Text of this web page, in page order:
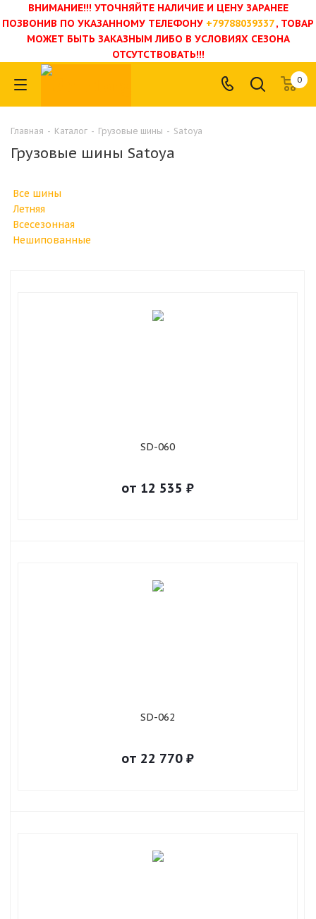
ВНИМАНИЕ!!! УТОЧНЯЙТЕ НАЛИЧИЕ И ЦЕНУ ЗАРАНЕЕ
ПОЗВОНИВ ПО УКАЗАННОМУ ТЕЛЕФОНУ +79788039337, ТОВАР
МОЖЕТ БЫТЬ ЗАКАЗНЫМ ЛИБО В УСЛОВИЯХ СЕЗОНА
ОТСУТСТВОВАТЬ!!!
0
Главная - Каталог - Грузовые шины - Satoya
Грузовые шины Satoya
Все шины
Летняя
Всесезонная
Нешипованные
SD-060
от 12 535 ₽
SD-062
от 22 770 ₽